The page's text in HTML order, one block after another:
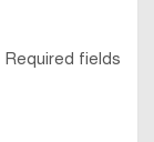
Required fields